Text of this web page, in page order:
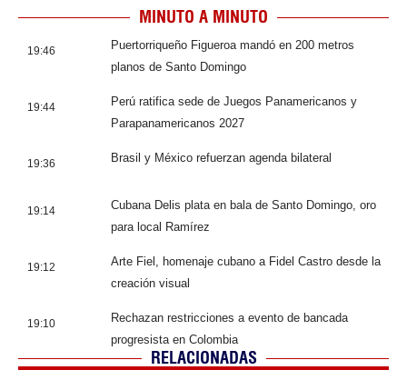
MINUTO A MINUTO
19:46
Puertorriqueño Figueroa mandó en 200 metros
planos de Santo Domingo
19:44
Perú ratifica sede de Juegos Panamericanos y
Parapanamericanos 2027
19:36 Brasil y México refuerzan agenda bilateral
19:14
Cubana Delis plata en bala de Santo Domingo, oro
para local Ramírez
19:12
Arte Fiel, homenaje cubano a Fidel Castro desde la
creación visual
19:10
Rechazan restricciones a evento de bancada
progresista en Colombia
RELACIONADAS